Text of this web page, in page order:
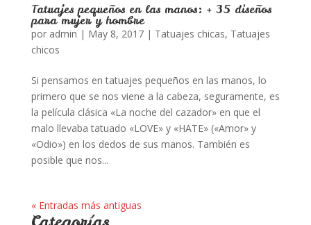
Tatuajes pequeños en las manos: + 35 diseños
para mujer y hombre
por admin | May 8, 2017| Tatuajes chicas, Tatuajes
chicos
Si pensamos en tatuajes pequeños en las manos, lo
primero que se nos viene a la cabeza, seguramente, es
la película clásica «La noche del cazador» en que el
malo llevaba tatuado «LOVE» y «HATE» («Amor» y
«Odio») en los dedos de sus manos. También es
posible que nos...
« Entradas más antiguas